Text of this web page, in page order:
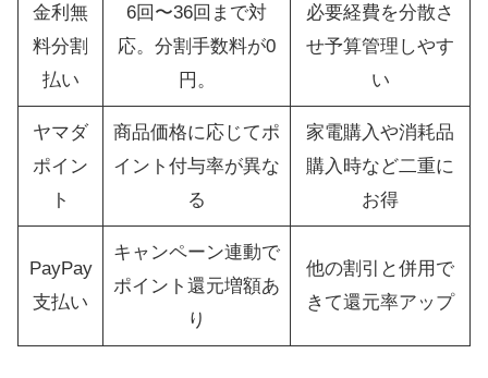
金利無
料分割
払い
6回〜36回まで対
応。分割手数料が0
円。
必要経費を分散さ
せ予算管理しやす
い
ヤマダ
ポイン
ト
商品価格に応じてポ
イント付与率が異な
る
家電購入や消耗品
購入時など二重に
お得
PayPay
支払い
キャンペーン連動で
ポイント還元増額あ
り
他の割引と併用で
きて還元率アップ